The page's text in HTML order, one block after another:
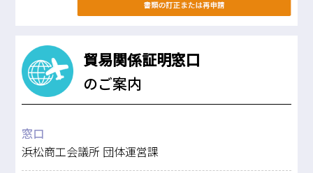
貿易関係証明窓口
のご案内
窓口
浜松商工会議所 団体運営課